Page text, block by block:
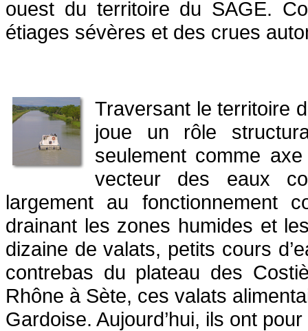
ouest du territoire du SAGE.
étiages sévères et des crues
Traversant le territoire
joue un rôle
seulement comme
vecteur des eaux
largement au fonctionnement
drainant les zones humides et
dizaine de valats, petits cours
contrebas du plateau des
Rhône à Sète, ces valats
Gardoise. Aujourd’hui, ils ont